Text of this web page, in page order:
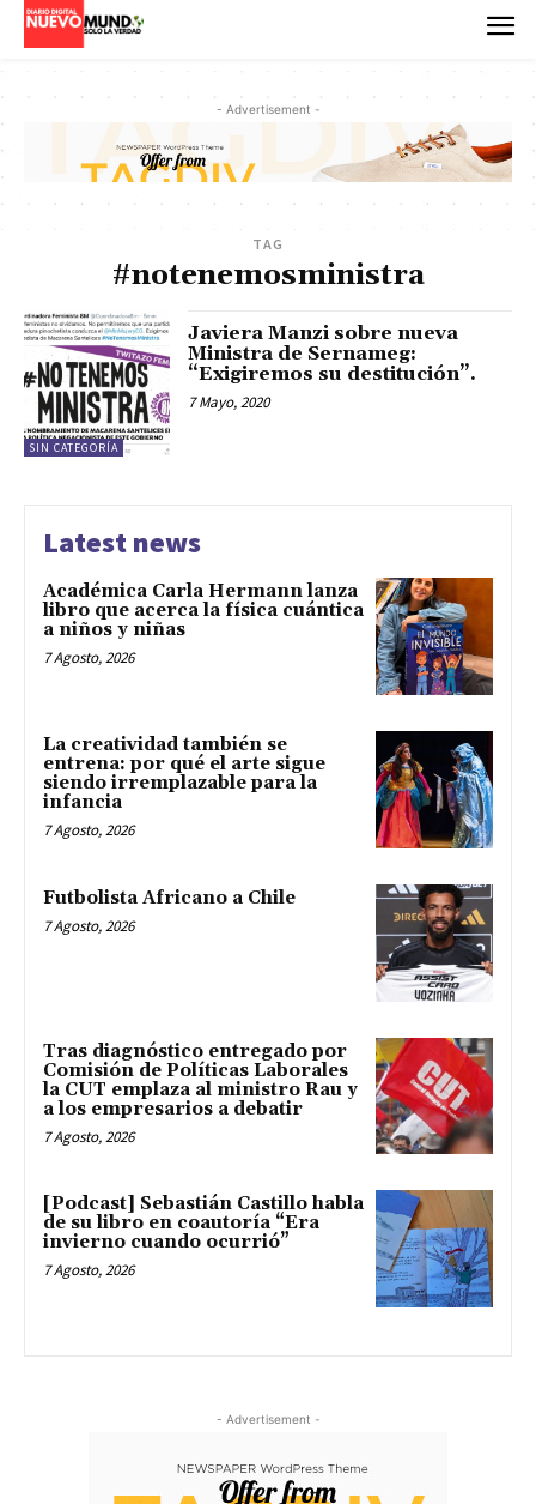
- Advertisement -
TAG
#notenemosministra
SIN CATEGORÍA
Javiera Manzi sobre nueva
Ministra de Sernameg:
“Exigiremos su destitución”.
7 Mayo, 2020
Latest news
Académica Carla Hermann lanza
libro que acerca la física cuántica
a niños y niñas
7 Agosto, 2026
La creatividad también se
entrena: por qué el arte sigue
siendo irremplazable para la
infancia
7 Agosto, 2026
Futbolista Africano a Chile
7 Agosto, 2026
Tras diagnóstico entregado por
Comisión de Políticas Laborales
la CUT emplaza al ministro Rau y
a los empresarios a debatir
7 Agosto, 2026
[Podcast] Sebastián Castillo habla
de su libro en coautoría “Era
invierno cuando ocurrió”
7 Agosto, 2026
- Advertisement -